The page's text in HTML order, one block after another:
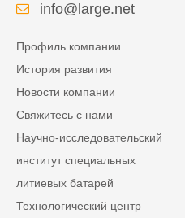
info@large.net
Профиль компании
История развития
Новости компании
Свяжитесь с нами
Научно-исследовательский
институт специальных
литиевых батарей
Технологический центр